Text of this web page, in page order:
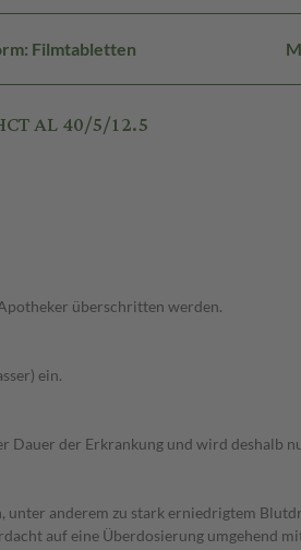
Filmtabletten
AL 40/5/12.5
überschritten werden.
ein.
der Erkrankung und wird deshalb
anderem zu stark erniedrigtem
auf eine Überdosierung umgehend